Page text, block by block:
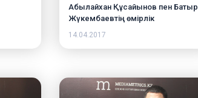
Абылайхан Құсайынов пен Батыр
Жүкембаевтің өмірлік
14.04.2017